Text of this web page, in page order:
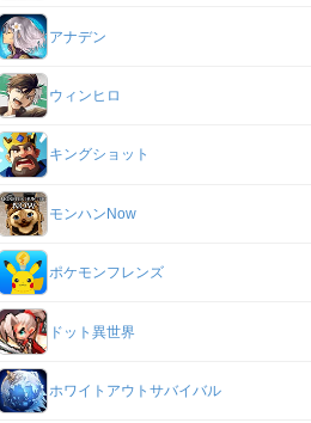
アナデン
ウィンヒロ
キングショット
モンハンNow
ポケモンフレンズ
ドット異世界
ホワイトアウトサバイバル